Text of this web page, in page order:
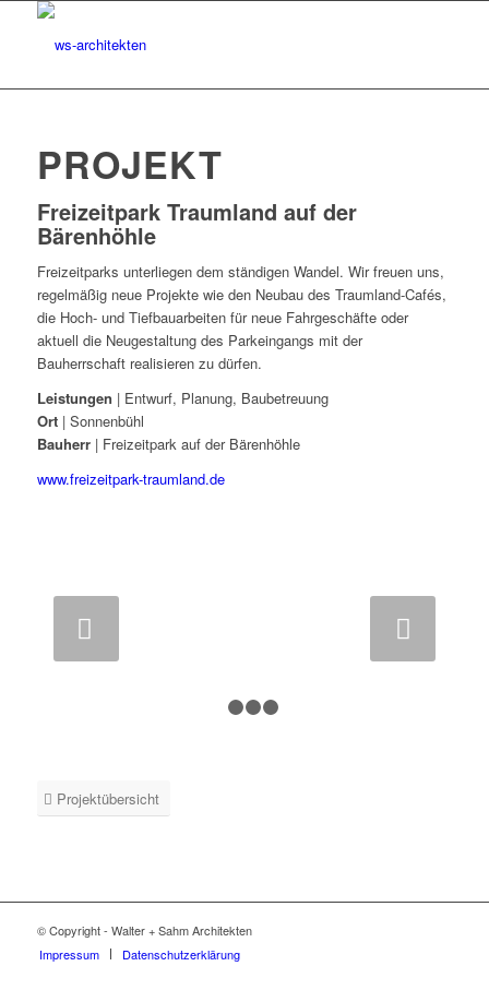
PROJEKT
Freizeitpark Traumland auf der
Bärenhöhle
Freizeitparks unterliegen dem ständigen Wandel. Wir freuen uns,
regelmäßig neue Projekte wie den Neubau des Traumland-Cafés,
die Hoch- und Tiefbauarbeiten für neue Fahrgeschäfte oder
aktuell die Neugestaltung des Parkeingangs mit der
Bauherrschaft realisieren zu dürfen.
Leistungen | Entwurf, Planung, Baubetreuung
Ort| Sonnenbühl
Bauherr| Freizeitpark auf der Bärenhöhle
www.freizeitpark-traumland.de
Traumland-Café
Projektübersicht
© Copyright - Walter + Sahm Architekten
Impressum
Datenschutzerklärung